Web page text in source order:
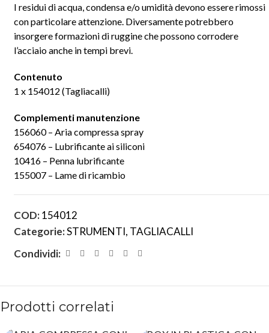
I residui di acqua, condensa e/o umidità devono essere rimossi
con particolare attenzione. Diversamente potrebbero
insorgere formazioni di ruggine che possono corrodere
l’acciaio anche in tempi brevi.
Contenuto
1 x 154012 (Tagliacalli)
Complementi manutenzione
156060 – Aria compressa spray
654076 – Lubrificante ai siliconi
10416 – Penna lubrificante
155007 – Lame di ricambio
COD:154012
Categorie:STRUMENTI, TAGLIACALLI
Condividi:
Prodotti correlati